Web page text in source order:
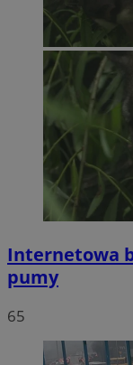
Internetowa
pumy
65